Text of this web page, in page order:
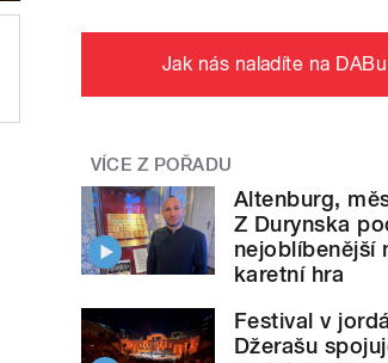
Jak nás naladíte na DABu
VÍCE Z POŘADU
Altenburg,
Z Durynska
nejoblíbenější
karetní hra
Festival v
Džerašu